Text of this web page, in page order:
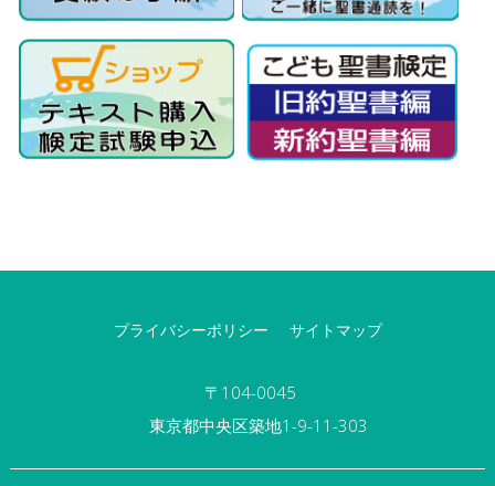
プライバシーポリシー サイトマップ
〒104-0045
東京都中央区築地1-9-11-303